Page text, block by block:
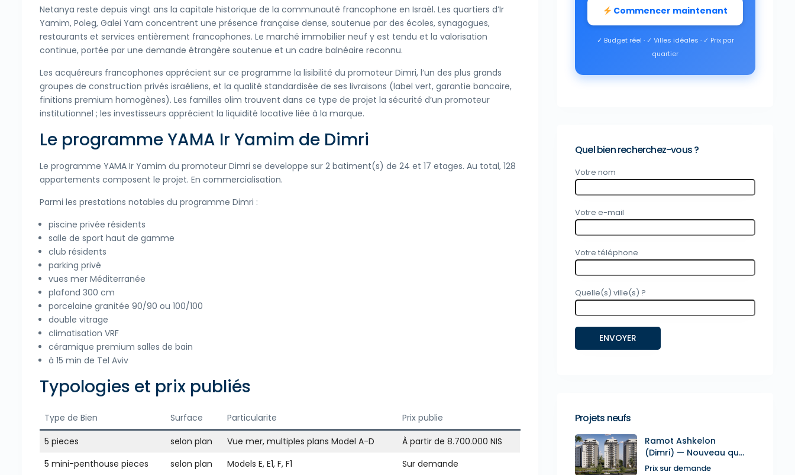
Netanya reste depuis vingt ans la capitale historique de la communauté francophone en Israël. Les quartiers d’Ir
Yamim, Poleg, Galei Yam concentrent une présence française dense, soutenue par des écoles, synagogues,
restaurants et services entièrement francophones. Le marché immobilier neuf y est tendu et la valorisation
continue, portée par une demande étrangère soutenue et un cadre balnéaire reconnu.
Les acquéreurs francophones apprécient sur ce programme la lisibilité du promoteur Dimri, l’un des plus grands
groupes de construction privés israéliens, et la qualité standardisée de ses livraisons (label vert, garantie bancaire,
finitions premium homogènes). Les familles olim trouvent dans ce type de projet la sécurité d’un promoteur
institutionnel ; les investisseurs apprécient la liquidité locative liée à la marque.
Le programme YAMA Ir Yamim de Dimri
Le programme YAMA Ir Yamim du promoteur Dimri se developpe sur 2 batiment(s) de 24 et 17 etages. Au total, 128
appartements composent le projet. En commercialisation.
Parmi les prestations notables du programme Dimri :
piscine privée résidents
salle de sport haut de gamme
club résidents
parking privé
vues mer Méditerranée
plafond 300 cm
porcelaine granitée 90/90 ou 100/100
double vitrage
climatisation VRF
céramique premium salles de bain
à 15 min de Tel Aviv
Typologies et prix publiés
Type de Bien Surface Particularite
Prix publie
5 pieces
selon plan Vue mer, multiples plans Model A-D
À partir de 8.700.000 NIS
5 mini-penthouse pieces
selon plan Models E, E1, F, F1 Sur demande
Commencer maintenant
✓ Budget réel · ✓ Villes idéales · ✓ Prix par
quartier
Quel bien recherchez-vous ?
Votre nom
Votre e-mail
Votre téléphone
Quelle(s) ville(s) ?
Projets neufs
Ramot Ashkelon
(Dimri) — Nouveau qu...
Prix sur demande